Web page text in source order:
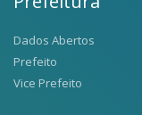
Dados Abertos
Prefeito
Vice Prefeito